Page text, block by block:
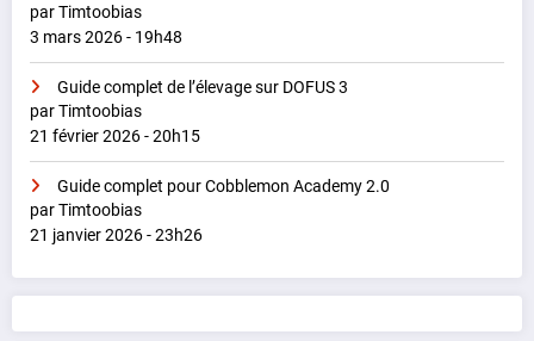
par Timtoobias
3 mars 2026 - 19h48
Guide complet de l’élevage sur DOFUS 3
par Timtoobias
21 février 2026 - 20h15
Guide complet pour Cobblemon Academy 2.0
par Timtoobias
21 janvier 2026 - 23h26